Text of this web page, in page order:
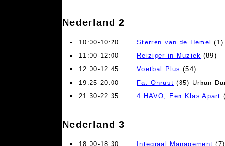
Nederland 2
10:00-10:20 Sterren van de Hemel (1)
11:00-12:00
Reiziger in Muziek (89)
12:00-12:45
Voetbal Plus (54)
19:25-20:00
Fa. Onrust (85) Urban
21:30-22:35
4 HAVO, Een Klas Apart
Nederland 3
18:00-18:30 Integraal Management